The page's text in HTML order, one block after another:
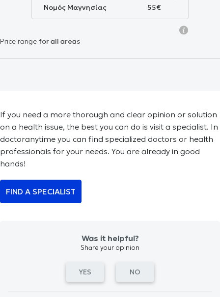
Νομός Μαγνησίας
55€
Price range for all areas
If you need a more thorough and clear opinion or solution
on a health issue, the best you can do is visit a specialist. In
doctoranytime you can find specialized doctors or health
professionals for your needs. You are already in good
hands!
FIND A SPECIALIST
Was it helpful?
Share your opinion
YES NO